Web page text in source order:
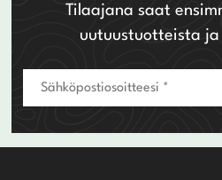
Tilaajana saat
uutuustuotteista